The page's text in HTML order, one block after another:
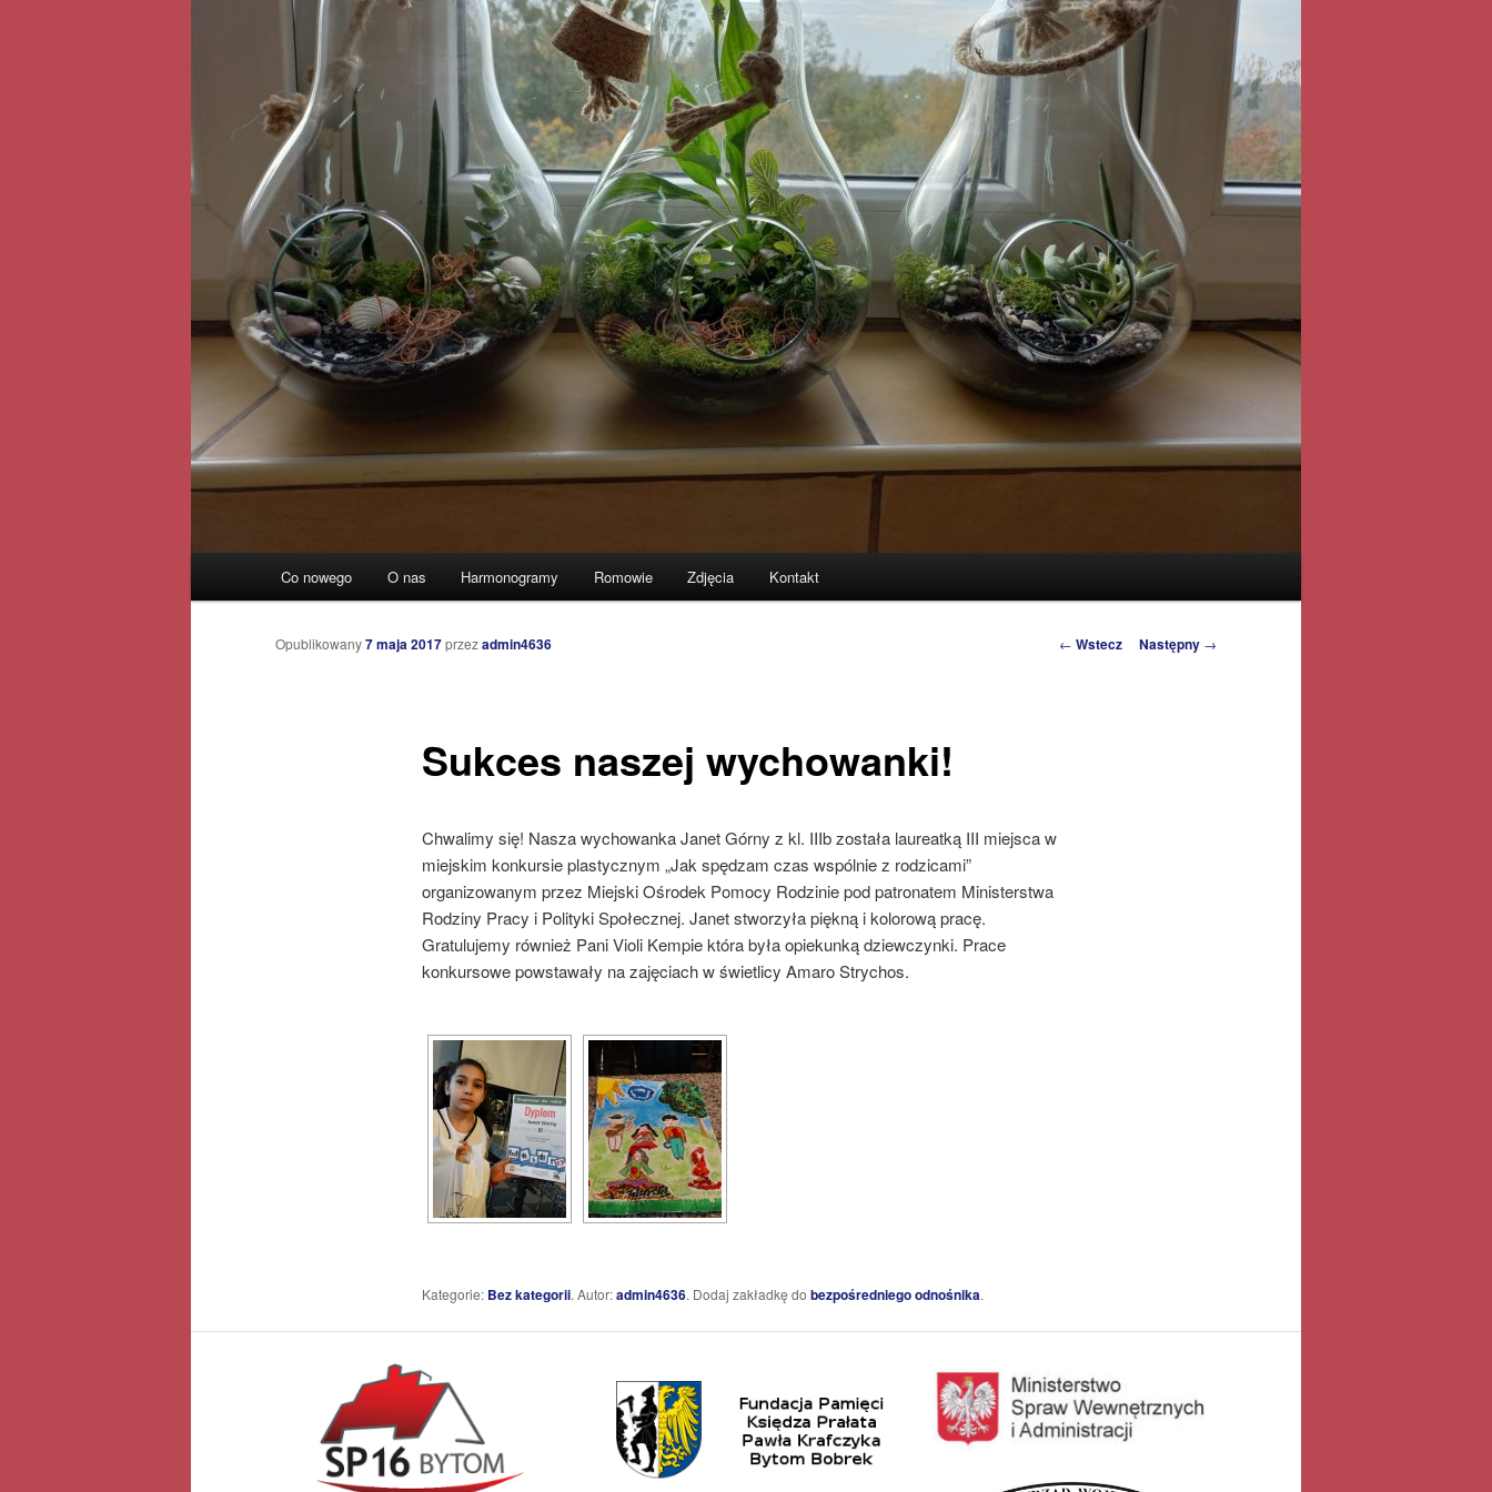
Przeskocz
do
Co nowego O nas Harmonogramy Romowie Zdjęcia Kontakt
Zobacz
← Wstecz Następny →
Sukces naszej wychowanki!
Opublikowany7 maja 2017przezadmin4636
Chwalimy się! Nasza wychowanka Janet Górny z kl. IIIb została laureatką III miejsca w
miejskim konkursie plastycznym „Jak spędzam czas wspólnie z rodzicami”
organizowanym przez Miejski Ośrodek Pomocy Rodzinie pod patronatem Ministerstwa
Rodziny Pracy i Polityki Społecznej. Janet stworzyła piękną i kolorową pracę.
Gratulujemy również Pani Violi Kempie która była opiekunką dziewczynki. Prace
konkursowe powstawały na zajęciach w świetlicy Amaro Strychos.
Kategorie: Bez kategorii. Autor:admin4636. Dodaj zakładkę do bezpośredniego odnośnika.